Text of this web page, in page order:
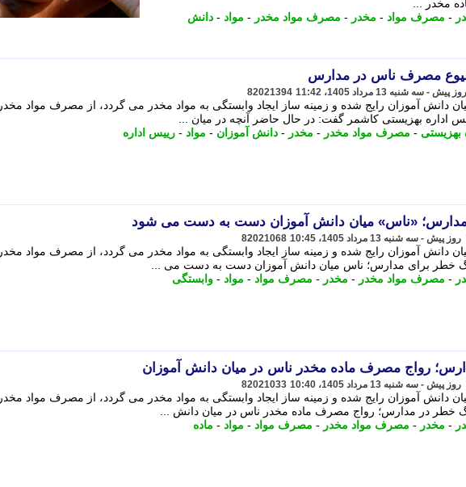
مخدر ...
- مصرف مواد - مخدر - مصرف مواد مخدر - مواد - دانش
مصرف ناس در مدارس
82021394
دانش آموزان رایج شده و زمینه ساز ایجاد وابستگی به مواد مخدر می گردد، از مصرف مواد مخدر
اداره بهزیستی کاشمر گفت: در حال حاضر آنچه در میان ...
بهزیستی - مصرف مواد مخدر - مخدر - دانش آموزان - مواد - رییس اداره
«ناس» میان دانش آموزان دست به دست می شود
82021068
دانش آموزان رایج شده و زمینه ساز ایجاد وابستگی به مواد مخدر می گردد، از مصرف مواد مخدر
خطر برای مدارس؛ ناس میان دانش آموزان دست به دست می ...
- مصرف مواد مخدر - مخدر - مصرف مواد - مواد - وابستگی
رواج مصرف ماده مخدر ناس در میان دانش آموزان
82021033
دانش آموزان رایج شده و زمینه ساز ایجاد وابستگی به مواد مخدر می گردد، از مصرف مواد مخدر
خطر در مدارس؛ رواج مصرف ماده مخدر ناس در میان دانش ...
- مخدر - مصرف مواد مخدر - مصرف مواد - مواد - ماده